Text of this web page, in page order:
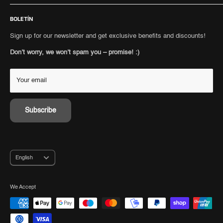
Terms and conditions
Cookie settings
Punkte sammeln
Payment methods
Personal Shopping
To sell
authenticity
Consignment
Collect points
BOLETÍN
Sign up for our newsletter and get exclusive benefits and discounts!
Don’t worry, we won’t spam you – promise! :)
Your email
Subscribe
Language
English
We Accept